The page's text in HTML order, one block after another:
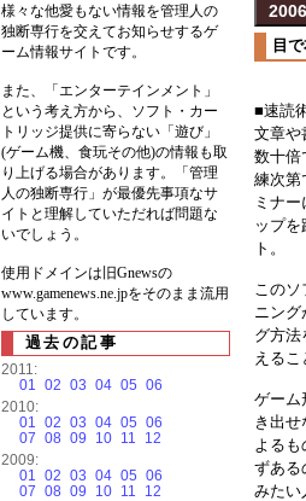
目
■速読
文章や
数十倍
練次第
ミナ
ップ
ト。
このソ
ニング
グ方法
えるこ
ゲーム
き出
よるも
ずある
みたい
様々な他愛もない情報を管理人の
独断専行を交えてお知らせするゲ
ーム情報サイトです。
また、「エンターテインメント」
という考え方から、ソフト・カー
トリッジ提供に寄らない「遊び」
(ゲーム機、食玩その他)の情報も取
り上げる場合があります。「管理
人の独断専行」が最優先事項なサ
イトと理解していただれば問題な
いでしょう。
使用ドメインは旧Gnewsの
www.gamenews.ne.jpをそのまま流用
しています。
過去の記事
2011:
01 02 03 04 05 06
2010:
01 02 03 04 05 06
07 08 09 10 11
12
2009:
01 02 03 04 05 06
07 08 09 10 11
12